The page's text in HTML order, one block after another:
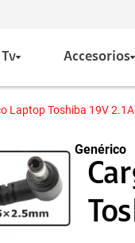
Accesorios
Laptop Toshiba 19V
Genérico